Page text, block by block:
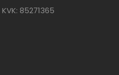
KVK: 85271365